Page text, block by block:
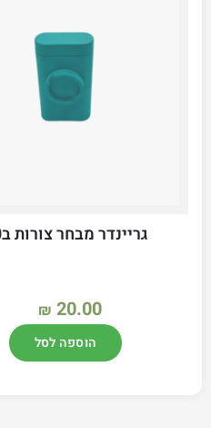
גריינדר מבחר צורות ב20
₪ 20.00
הוספה לסל